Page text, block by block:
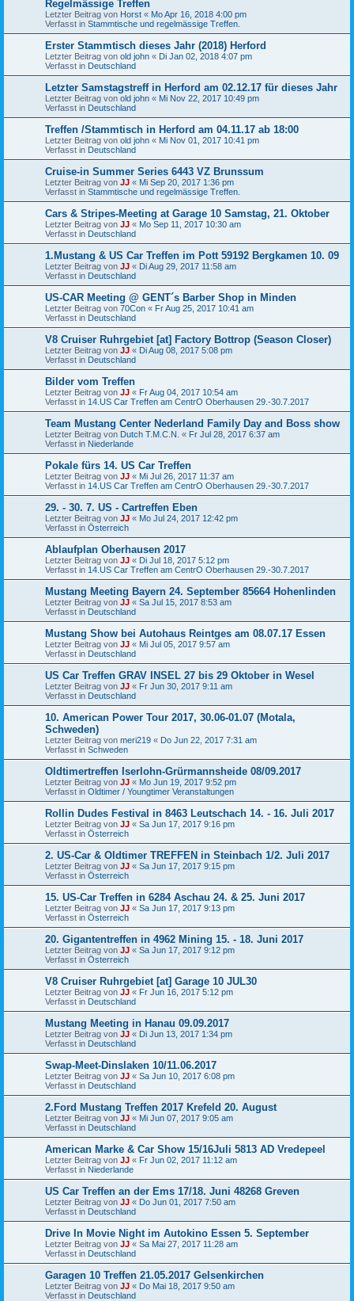
Regelmässige Treffen
Letzter Beitrag von Horst « Mo Apr 16, 2018 4:00 pm
Verfasst in Stammtische und regelmässige Treffen.
Erster Stammtisch dieses Jahr (2018) Herford
Letzter Beitrag von old john « Di Jan 02, 2018 4:07 pm
Verfasst in Deutschland
Letzter Samstagstreff in Herford am 02.12.17 für dieses Jahr
Letzter Beitrag von old john « Mi Nov 22, 2017 10:49 pm
Verfasst in Deutschland
Treffen /Stammtisch in Herford am 04.11.17 ab 18:00
Letzter Beitrag von old john « Mi Nov 01, 2017 10:41 pm
Verfasst in Deutschland
Cruise-in Summer Series 6443 VZ Brunssum
Letzter Beitrag von JJ « Mi Sep 20, 2017 1:36 pm
Verfasst in Stammtische und regelmässige Treffen.
Cars & Stripes-Meeting at Garage 10 Samstag, 21. Oktober
Letzter Beitrag von JJ « Mo Sep 11, 2017 10:30 am
Verfasst in Deutschland
1.Mustang & US Car Treffen im Pott 59192 Bergkamen 10. 09
Letzter Beitrag von JJ « Di Aug 29, 2017 11:58 am
Verfasst in Deutschland
US-CAR Meeting @ GENT´s Barber Shop in Minden
Letzter Beitrag von 70Con « Fr Aug 25, 2017 10:41 am
Verfasst in Deutschland
V8 Cruiser Ruhrgebiet [at] Factory Bottrop (Season Closer)
Letzter Beitrag von JJ « Di Aug 08, 2017 5:08 pm
Verfasst in Deutschland
Bilder vom Treffen
Letzter Beitrag von JJ « Fr Aug 04, 2017 10:54 am
Verfasst in 14.US Car Treffen am CentrO Oberhausen 29.-30.7.2017
Team Mustang Center Nederland Family Day and Boss show
Letzter Beitrag von Dutch T.M.C.N. « Fr Jul 28, 2017 6:37 am
Verfasst in Niederlande
Pokale fürs 14. US Car Treffen
Letzter Beitrag von JJ « Mi Jul 26, 2017 11:37 am
Verfasst in 14.US Car Treffen am CentrO Oberhausen 29.-30.7.2017
29. - 30. 7. US - Cartreffen Eben
Letzter Beitrag von JJ « Mo Jul 24, 2017 12:42 pm
Verfasst in Österreich
Ablaufplan Oberhausen 2017
Letzter Beitrag von JJ « Di Jul 18, 2017 5:12 pm
Verfasst in 14.US Car Treffen am CentrO Oberhausen 29.-30.7.2017
Mustang Meeting Bayern 24. September 85664 Hohenlinden
Letzter Beitrag von JJ « Sa Jul 15, 2017 8:53 am
Verfasst in Deutschland
Mustang Show bei Autohaus Reintges am 08.07.17 Essen
Letzter Beitrag von JJ « Mi Jul 05, 2017 9:57 am
Verfasst in Deutschland
US Car Treffen GRAV INSEL 27 bis 29 Oktober in Wesel
Letzter Beitrag von JJ « Fr Jun 30, 2017 9:11 am
Verfasst in Deutschland
10. American Power Tour 2017, 30.06-01.07 (Motala,
Schweden)
Letzter Beitrag von meri219 « Do Jun 22, 2017 7:31 am
Verfasst in Schweden
Oldtimertreffen Iserlohn-Grürmannsheide 08/09.2017
Letzter Beitrag von JJ « Mo Jun 19, 2017 9:52 pm
Verfasst in Oldtimer / Youngtimer Veranstaltungen
Rollin Dudes Festival in 8463 Leutschach 14. - 16. Juli 2017
Letzter Beitrag von JJ « Sa Jun 17, 2017 9:16 pm
Verfasst in Österreich
2. US-Car & Oldtimer TREFFEN in Steinbach 1/2. Juli 2017
Letzter Beitrag von JJ « Sa Jun 17, 2017 9:15 pm
Verfasst in Österreich
15. US-Car Treffen in 6284 Aschau 24. & 25. Juni 2017
Letzter Beitrag von JJ « Sa Jun 17, 2017 9:13 pm
Verfasst in Österreich
20. Gigantentreffen in 4962 Mining 15. - 18. Juni 2017
Letzter Beitrag von JJ « Sa Jun 17, 2017 9:12 pm
Verfasst in Österreich
V8 Cruiser Ruhrgebiet [at] Garage 10 JUL30
Letzter Beitrag von JJ « Fr Jun 16, 2017 5:12 pm
Verfasst in Deutschland
Mustang Meeting in Hanau 09.09.2017
Letzter Beitrag von JJ « Di Jun 13, 2017 1:34 pm
Verfasst in Deutschland
Swap-Meet-Dinslaken 10/11.06.2017
Letzter Beitrag von JJ « Sa Jun 10, 2017 6:08 pm
Verfasst in Deutschland
2.Ford Mustang Treffen 2017 Krefeld 20. August
Letzter Beitrag von JJ « Mi Jun 07, 2017 9:05 am
Verfasst in Deutschland
American Marke & Car Show 15/16Juli 5813 AD Vredepeel
Letzter Beitrag von JJ « Fr Jun 02, 2017 11:12 am
Verfasst in Niederlande
US Car Treffen an der Ems 17/18. Juni 48268 Greven
Letzter Beitrag von JJ « Do Jun 01, 2017 7:50 am
Verfasst in Deutschland
Drive In Movie Night im Autokino Essen 5. September
Letzter Beitrag von JJ « Sa Mai 27, 2017 11:28 am
Verfasst in Deutschland
Garagen 10 Treffen 21.05.2017 Gelsenkirchen
Letzter Beitrag von JJ « Do Mai 18, 2017 9:50 am
Verfasst in Deutschland